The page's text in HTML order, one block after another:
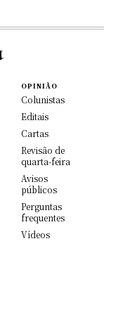
OPINIÃO
Colunistas
Editais
Cartas
Revisão de
quarta-feira
Avisos
públicos
Perguntas
frequentes
Vídeos